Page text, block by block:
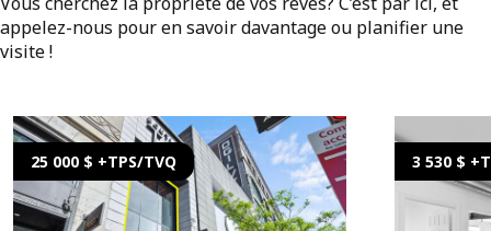
appelez-nous pour en savoir davantage ou planifier une
visite !
25 000 $ +TPS/TVQ 3 530 $